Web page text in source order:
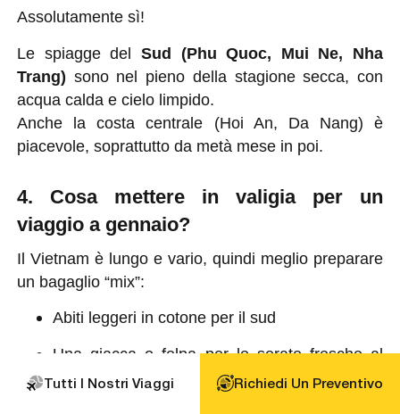
Tutti I Nostri Viaggi Richiedi Un Preventivo
Assolutamente sì!
Le spiagge del Sud (Phu Quoc, Mui Ne, Nha
Trang) sono nel pieno della stagione secca, con
acqua calda e cielo limpido.
Anche la costa centrale (Hoi An, Da Nang) è
piacevole, soprattutto da metà mese in poi.
4. Cosa mettere in valigia per un
viaggio a gennaio?
Il Vietnam è lungo e vario, quindi meglio preparare
un bagaglio “mix”:
Abiti leggeri in cotone per il sud
Una giacca o felpa per le serate fresche al
nord